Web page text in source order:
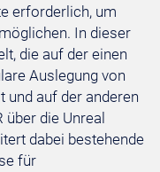
erforderlich, um
In dieser
die auf der einen
Auslegung von
und auf der anderen
die Unreal
dabei bestehende
für